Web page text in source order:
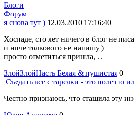
Блоги
Форум
я снова тут ) 12.03.2010 17:16:40
Хоспаде, сто лет ничего в блог не
и ниче толкового не напишу )
просто отметиться пришла, ...
ЗлойЗлойНасть Белая & пушистая 0
Съедать все с тарелки - это полезно
Честно признаюсь, что стащила эту